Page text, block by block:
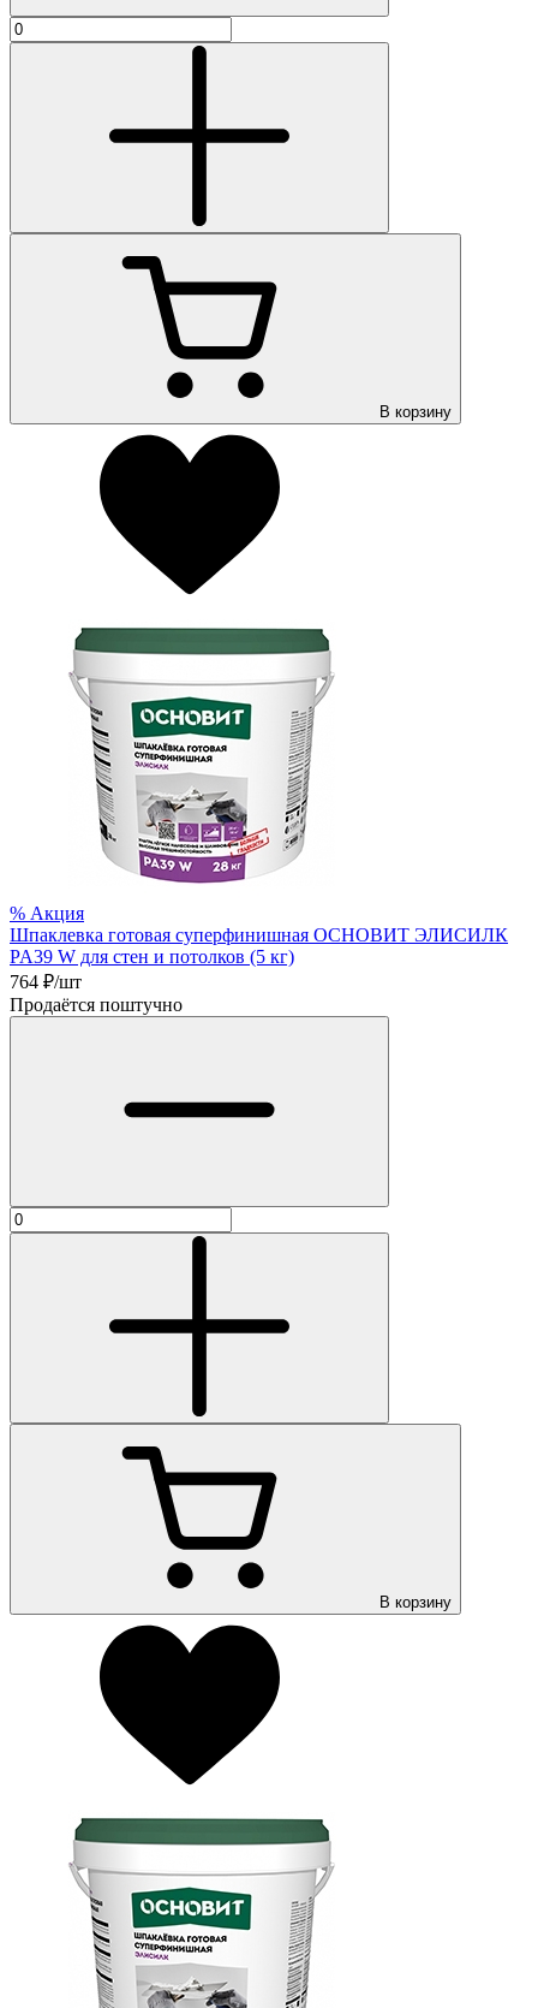
В корзину
% Акция
Шпаклевка готовая суперфинишная ОСНОВИТ ЭЛИСИЛК
PA39 W для стен и потолков (5 кг)
764 ₽/шт
Продаётся поштучно
В корзину